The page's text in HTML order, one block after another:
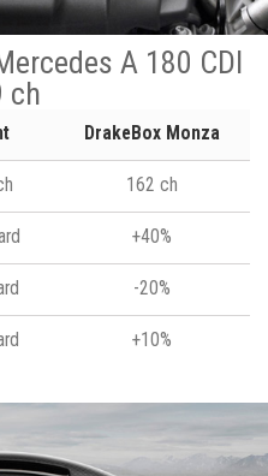
A 180 CDI
ch
DrakeBox Monza
162 ch
+40%
-20%
+10%